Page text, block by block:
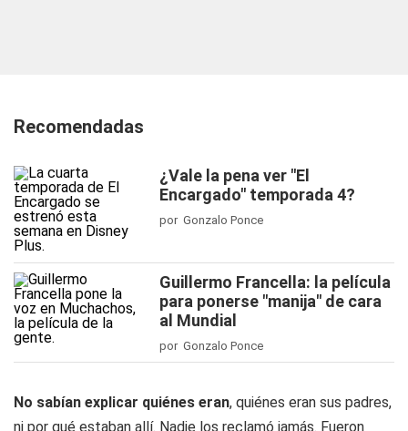
Recomendadas
¿Vale la pena ver "El
Encargado" temporada 4?
por Gonzalo Ponce
Guillermo Francella: la película
para ponerse "manija" de cara
al Mundial
por Gonzalo Ponce
No sabían explicar quiénes eran, quiénes eran sus padres,
ni por qué estaban allí. Nadie los reclamó jamás. Fueron